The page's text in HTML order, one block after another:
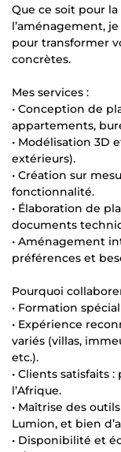
Que ce soit pour
l’aménagement,
pour transformer
concrètes.
Mes services :
• Conception de
appartements,
• Modélisation 3D
extérieurs).
• Création sur
fonctionnalité.
• Élaboration de
documents
• Aménagement
préférences et
Pourquoi
• Formation
• Expérience
variés (villas,
etc.).
• Clients satisfaits
l’Afrique.
• Maîtrise des
Lumion, et bien
• Disponibilité et